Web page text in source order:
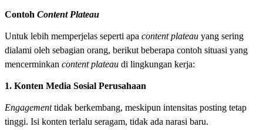
Contoh Content Plateau
Untuk lebih memperjelas seperti apa content plateau yang sering
dialami oleh sebagian orang, berikut beberapa contoh situasi yang
mencerminkan content plateau di lingkungan kerja:
1. Konten Media Sosial Perusahaan
Engagementtidak berkembang, meskipun intensitas posting tetap
tinggi. Isi konten terlalu seragam, tidak ada narasi baru.